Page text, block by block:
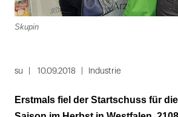
Skupin
1
11
su 10.09.2018 Industrie
Erstmals fiel der Startschuss für